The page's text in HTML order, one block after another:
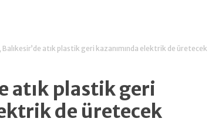
Balıkesir’de atık plastik geri kazanımında elektrik de üretecek
atık plastik geri
de üretecek